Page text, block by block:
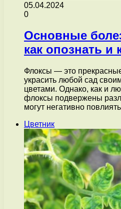
05.04.2024
0
Основные
как опознать и
Флоксы — это
украсить любой сад
цветами. Однако, как и
флоксы подвержены
могут негативно
Цветник